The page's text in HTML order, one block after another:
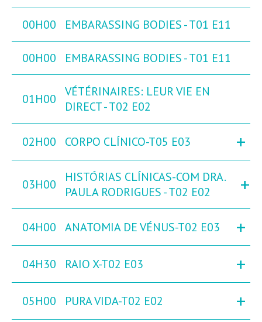
00H00 EMBARASSING BODIES - T01 E11
00H00 EMBARASSING BODIES - T01 E11
01H00
VÉTÉRINAIRES: LEUR VIE EN
DIRECT - T02 E02
02H00 CORPO CLÍNICO-T05 E03 +
03H00
HISTÓRIAS CLÍNICAS-COM DRA.
PAULA RODRIGUES - T02 E02
+
04H00 ANATOMIA DE VÉNUS-T02 E03 +
04H30 RAIO X-T02 E03 +
05H00 PURA VIDA-T02 E02 +